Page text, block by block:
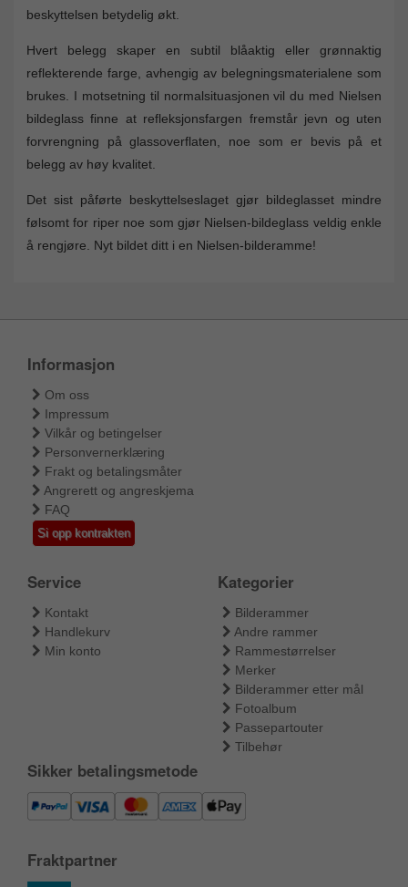
beskyttelsen betydelig økt.
Hvert belegg skaper en subtil blåaktig eller grønnaktig
reflekterende farge, avhengig av belegningsmaterialene som
brukes. I motsetning til normalsituasjonen vil du med Nielsen
bildeglass finne at refleksjonsfargen fremstår jevn og uten
forvrengning på glassoverflaten, noe som er bevis på et
belegg av høy kvalitet.
Det sist påførte beskyttelseslaget gjør bildeglasset mindre
følsomt for riper noe som gjør Nielsen-bildeglass veldig enkle
å rengjøre. Nyt bildet ditt i en Nielsen-bilderamme!
Informasjon
Om oss
Impressum
Vilkår og betingelser
Personvernerklæring
Frakt og betalingsmåter
Angrerett og angreskjema
FAQ
Si opp kontrakten
Service
Kontakt
Handlekurv
Min konto
Kategorier
Bilderammer
Andre rammer
Rammestørrelser
Merker
Bilderammer etter mål
Fotoalbum
Passepartouter
Tilbehør
Sikker betalingsmetode
Fraktpartner